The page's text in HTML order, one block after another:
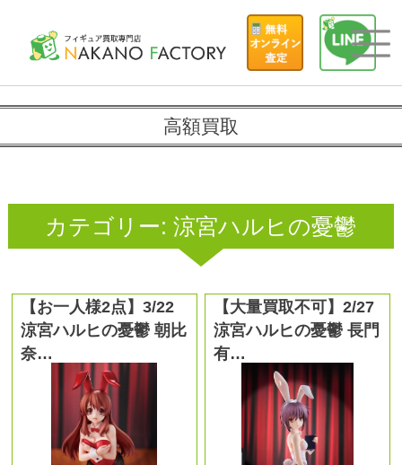
高額買取
カテゴリー:涼宮ハルヒの憂鬱
【お一人様2点】3/22
涼宮ハルヒの憂鬱 朝比
奈…
【大量買取不可】2/27
涼宮ハルヒの憂鬱 長門
有…